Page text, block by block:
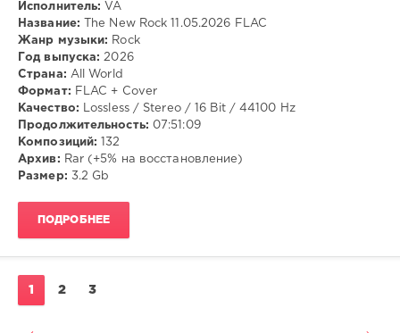
Музыка
VANGOG19
Исполнитель: VA
Название: The New Rock 11.05.2026 FLAC
Жанр музыки:
Rock
Год выпуска: 2026
Страна: All World
Формат: FLAC + Cover
Качество: Lossless / Stereo / 16 Bit / 44100 Hz
Продолжительность: 07:51:09
Композиций:
132
Архив: Rar (+5% на восстановление)
Размер: 3.2 Gb
ПОДРОБНЕЕ
1 2 3